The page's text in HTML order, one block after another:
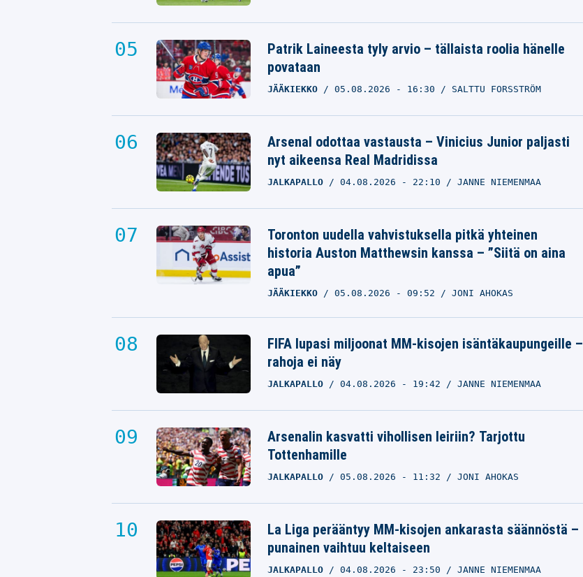
Patrik Laineesta tyly arvio – tällaista roolia hänelle
povataan
JÄÄKIEKKO 05.08.2026 - 16:30 SALTTU FORSSTRÖM
Arsenal odottaa vastausta – Vinicius Junior paljasti
nyt aikeensa Real Madridissa
JALKAPALLO 04.08.2026 - 22:10 JANNE NIEMENMAA
Toronton uudella vahvistuksella pitkä yhteinen
historia Auston Matthewsin kanssa – ”Siitä on aina
apua”
JÄÄKIEKKO 05.08.2026 - 09:52 JONI AHOKAS
FIFA lupasi miljoonat MM-kisojen isäntäkaupungeille –
rahoja ei näy
JALKAPALLO 04.08.2026 - 19:42 JANNE NIEMENMAA
Arsenalin kasvatti vihollisen leiriin? Tarjottu
Tottenhamille
JALKAPALLO 05.08.2026 - 11:32 JONI AHOKAS
La Liga perääntyy MM-kisojen ankarasta säännöstä –
punainen vaihtuu keltaiseen
JALKAPALLO 04.08.2026 - 23:50 JANNE NIEMENMAA